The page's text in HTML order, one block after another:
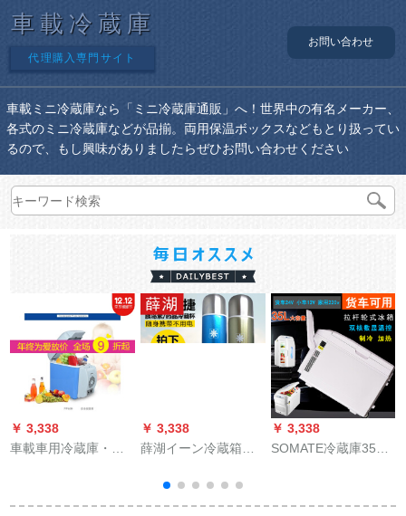
車載冷蔵庫
代理購入専門サイト
お問い合わせ
車載ミニ冷蔵庫なら「ミニ冷蔵庫通販」へ！世界中の有名メーカー、
各式のミニ冷蔵庫などが品揃。両用保温ボックスなどもとり扱ってい
るので、もし興味がありましたらぜひお問い合わせください
￥ 3,338
車載車用冷蔵庫・冷
載冷蔵庫両用12小型
￥ 3,338
薛湖イーン冷蔵箱は
ます。冷蔵库の氷袋
恒保温保冷ケースは
￥ 3,338
SOMATE冷蔵庫35リ
凍加熱保温箱車載ト